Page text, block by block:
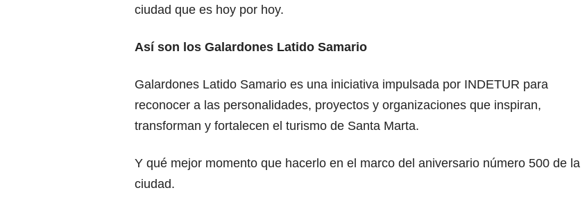
ciudad que es hoy por hoy.
Así son los Galardones Latido Samario
Galardones Latido Samario es una iniciativa impulsada por INDETUR para
reconocer a las personalidades, proyectos y organizaciones que inspiran,
transforman y fortalecen el turismo de Santa Marta.
Y qué mejor momento que hacerlo en el marco del aniversario número 500 de la
ciudad.